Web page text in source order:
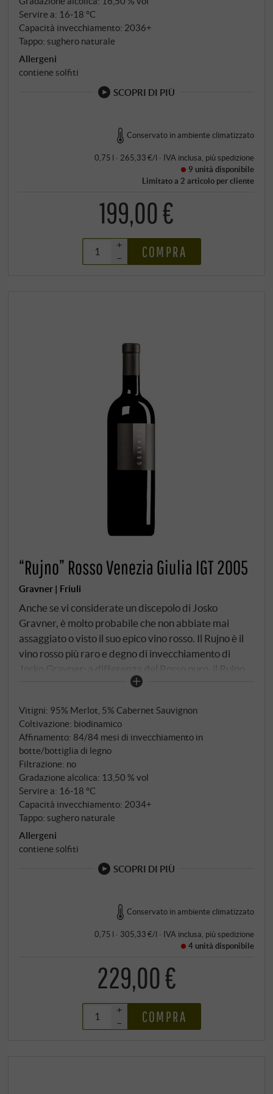
Servire a: 16‑18 °C
Capacità invecchiamento: 2036+
Tappo: sughero naturale
Allergeni
contiene solfiti
SCOPRI DI PIÙ
Conservato in ambiente climatizzato
0,75 l · 265,33 €/l · IVA inclusa , più spedizione
9 unità disponibile
Limitato a 2 articolo per cliente
199,00 €
+
–
COMPRA
“Rujno” Rosso Venezia Giulia IGT 2005
Gravner | Friuli
Anche se vi considerate un discepolo di Josko
Gravner, è molto probabile che non abbiate mai
assaggiato o visto il suo epico vino rosso. Il Rujno è il
vino rosso più raro e degno di invecchiamento di
Josko Gravner: a differenza del Rosso puro, il Rujno
matura due volte più a lungo e viene prodotto solo in
ridotte. Proviene da un unico vecchio vigneto ai
confini della Slovenia ed è composto principalmente
da Merlot con un pizzico di Cabernet, che ha
maturato per 84 mesi in botte e altri 84 mesi in
bottiglia prima di lasciare la cantina. In totale, sono
passati oltre 15 anni prima che venisse immesso sul
mercato.
Vitigni: 95% Merlot, 5% Cabernet Sauvignon
Coltivazione: biodinamico
Affinamento: 84/84 mesi di invecchiamento in
botte/bottiglia di legno
Filtrazione: no
Gradazione alcolica: 13,50 % vol
Servire a: 16‑18 °C
Capacità invecchiamento: 2034+
Tappo: sughero naturale
Allergeni
contiene solfiti
SCOPRI DI PIÙ
Conservato in ambiente climatizzato
0,75 l · 305,33 €/l · IVA inclusa , più spedizione
4 unità disponibile
229,00 €
+
–
COMPRA